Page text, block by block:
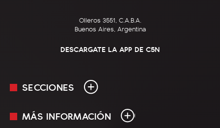
Olleros 3551, C.A.B.A.
Buenos Aires, Argentina
DESCARGATE LA APP DE C5N
SECCIONES
En Vivo
MÁS INFORMACIÓN